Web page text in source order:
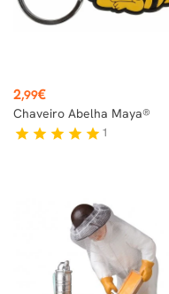
Preço
2,99€
Chaveiro Abelha Maya®
star star star star star 1